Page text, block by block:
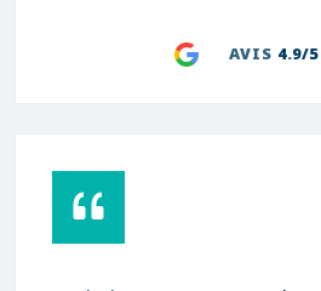
AVIS 4.9/5